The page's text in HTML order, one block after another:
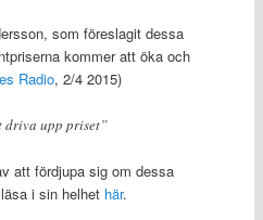
som föreslagit dessa
kommer att öka och
Radio, 2/4 2015)
driva upp priset”
att fördjupa sig om dessa
i sin helhet här.